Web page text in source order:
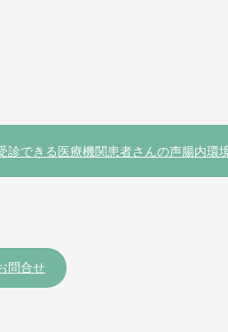
診できる医療機関 患者さんの声腸内環
問合せ